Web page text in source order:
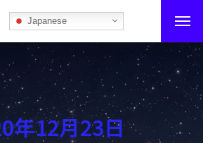
Japanese
う！
年12月23日